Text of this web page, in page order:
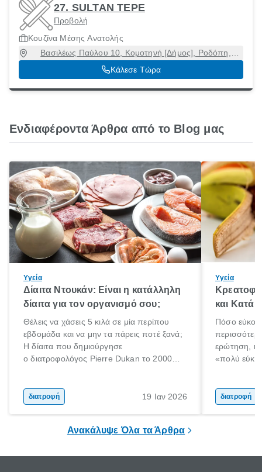
27. SULTAN TEPE
Προβολή
Κουζίνα Μέσης Ανατολής
Βασιλέως Παύλου 10, Κομοτηνή [Δήμος], Ροδόπη,
69100
Κάλεσε Τώρα
Ενδιαφέροντα Άρθρα από το Blog μας
Υγεία
Δίαιτα Ντουκάν: Είναι η κατάλληλη
δίαιτα για τον οργανισμό σου;
Θέλεις να χάσεις 5 κιλά σε μία περίπου
εβδομάδα και να μην τα πάρεις ποτέ ξανά;
Η δίαιτα που δημιούργησε
ο διατροφολόγος Pierre Dukan το 2000
δημητριακά ολικής άλεσης, άφθονο νερό,
και ένας ημερήσιος περίπατος 20 λεπτών
διατροφή 19 Ιαν 2026
Υγεία
και Κατά
Πόσο
ερώτηση, η
«πολύ
ακόμα
γιατί θα
διατροφή
Ανακάλυψε Όλα τα Άρθρα